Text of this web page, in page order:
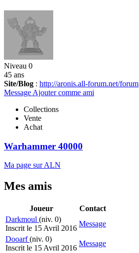
Niveau 0
45 ans
Site/Blog : http://aronis.all-forum.net/forum
Message Ajouter comme ami
Collections
Vente
Achat
Warhammer 40000
Ma page sur ALN
Mes amis
Joueur
Contact
Darkmoul (niv. 0)
Inscrit le 15 Avril 2016
Message
Dooarf(niv. 0)
Inscrit le 15 Avril 2016
Message